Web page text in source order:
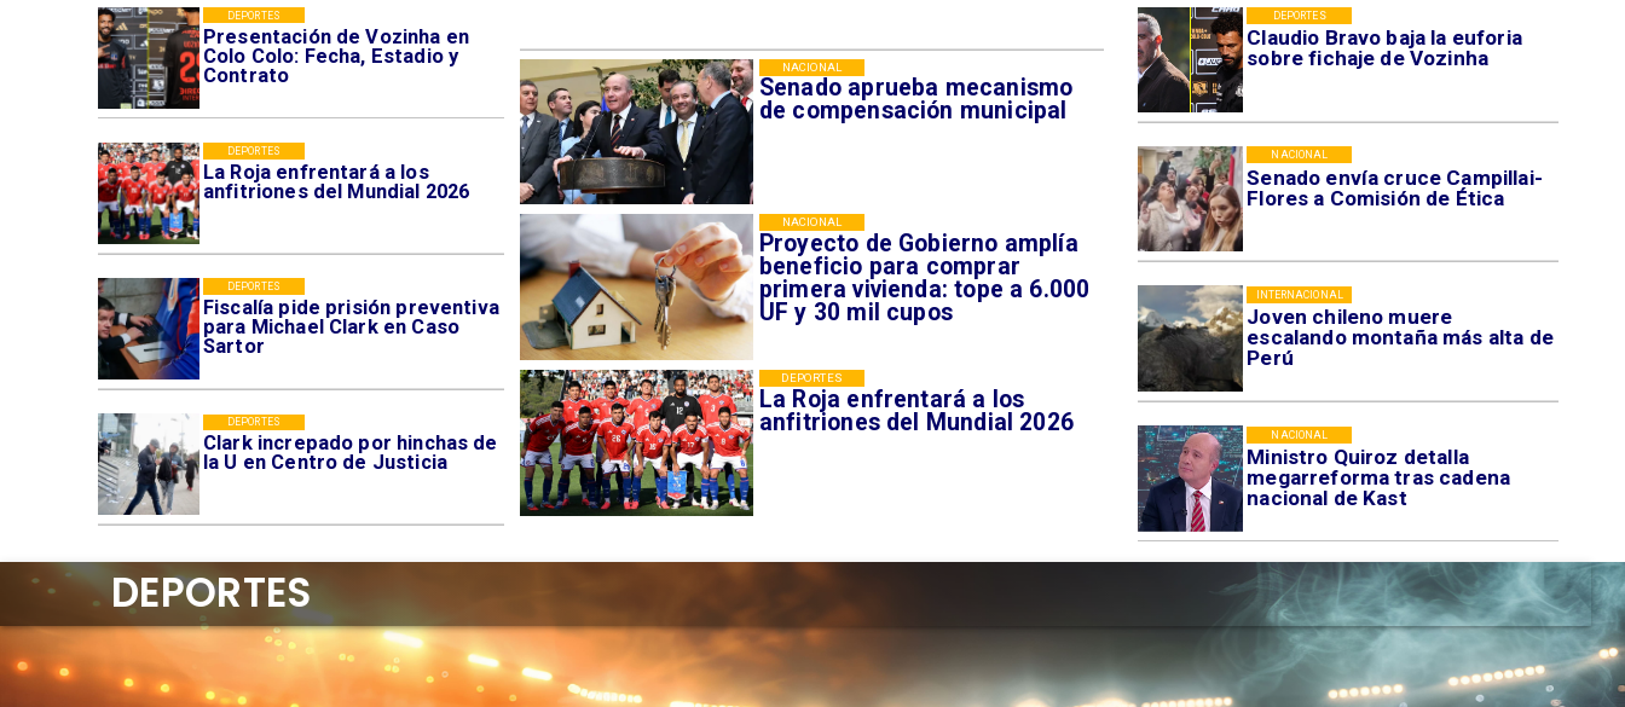
Claudio Bravo baja la euforia
sobre fichaje de Vozinha
DEPORTES
Senado envía cruce Campillai-
Flores a Comisión de Ética
NACIONAL
Joven chileno muere
escalando montaña más alta de
Perú
INTERNACIONAL
Ministro Quiroz detalla
megarreforma tras cadena
nacional de Kast
NACIONAL
Presentación de Vozinha en
Colo Colo: Fecha, Estadio y
Contrato
DEPORTES
La Roja enfrentará a los
anfitriones del Mundial 2026
DEPORTES
Fiscalía pide prisión preventiva
para Michael Clark en Caso
Sartor
DEPORTES
Clark increpado por hinchas de
la U en Centro de Justicia
DEPORTES
Senado aprueba mecanismo
de compensación municipal
NACIONAL
Proyecto de Gobierno amplía
beneficio para comprar
primera vivienda: tope a 6.000
UF y 30 mil cupos
NACIONAL
La Roja enfrentará a los
anfitriones del Mundial 2026
DEPORTES
DEPORTES